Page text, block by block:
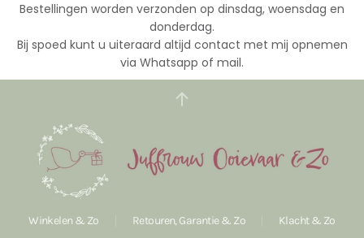
Bestellingen worden verzonden op dinsdag, woensdag en
donderdag.
Bij spoed kunt u uiteraard altijd contact met mij opnemen
via Whatsapp of mail.
Winkelen & Zo Retouren, Garantie & Zo
Klacht & Zo